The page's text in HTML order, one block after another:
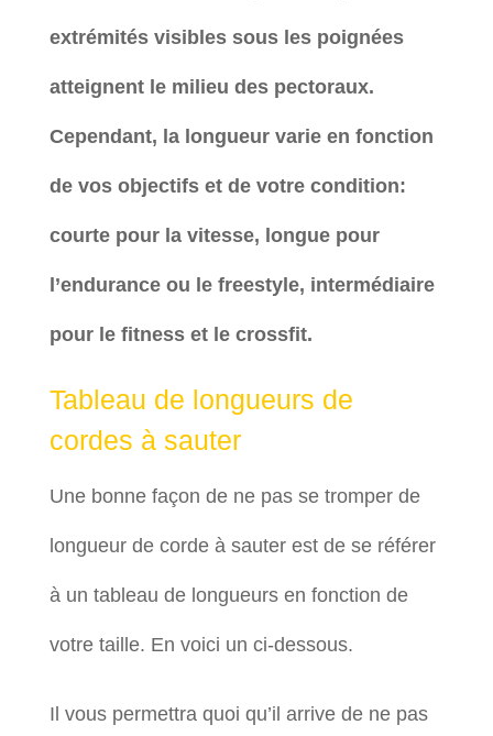
extrémités visibles sous les poignées
atteignent le milieu des pectoraux.
Cependant, la longueur varie en fonction
de vos objectifs et de votre condition:
courte pour la vitesse, longue pour
l’endurance ou le freestyle, intermédiaire
pour le fitness et le crossfit.
Tableau de longueurs de
cordes à sauter
Une bonne façon de ne pas se tromper de
longueur de corde à sauter est de se référer
à un tableau de longueurs en fonction de
votre taille. En voici un ci-dessous.
Il vous permettra quoi qu’il arrive de ne pas